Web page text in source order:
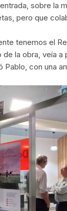
sobre la
pero que
tenemos el
la obra, veía a
con una